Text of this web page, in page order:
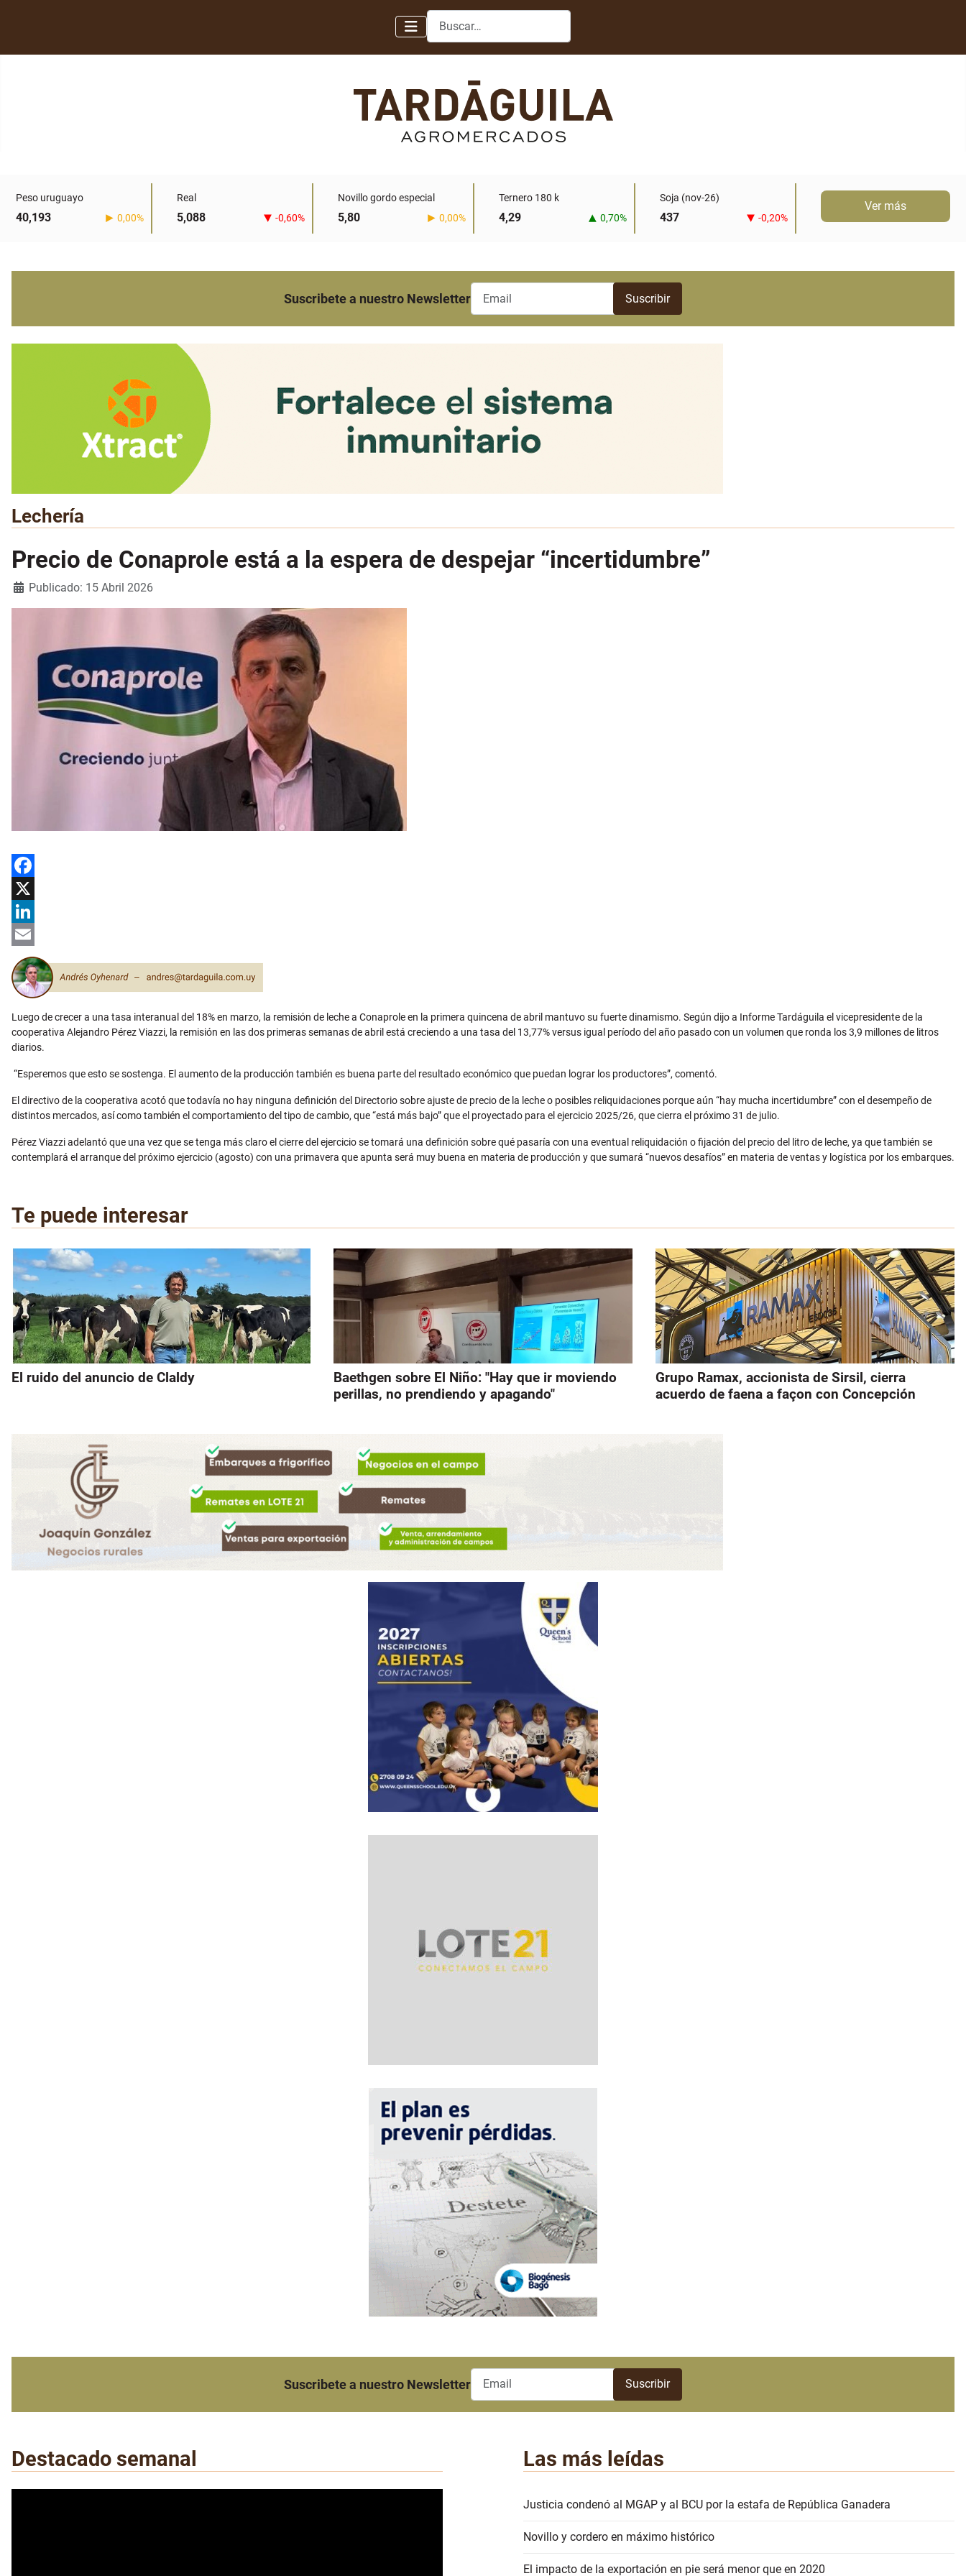
Buscar
Peso uruguayo
40,193 0,00%
Real
5,088 -0,60%
Novillo gordo especial
5,80 0,00%
Ternero 180 k
4,29 0,70%
Soja (nov-26)
437 -0,20%
Ver más
Suscribete a nuestro Newsletter
Lechería
Precio de Conaprole está a la espera de despejar “incertidumbre”
Detalles
Publicado: 15 Abril 2026
Facebook
X
LinkedIn
Email
Luego de crecer a una tasa interanual del 18% en marzo, la remisión de leche a Conaprole en la primera quincena de abril mantuvo su fuerte dinamismo. Según dijo a Informe Tardáguila el vicepresidente de la
cooperativa Alejandro Pérez Viazzi, la remisión en las dos primeras semanas de abril está creciendo a una tasa del 13,77% versus igual período del año pasado con un volumen que ronda los 3,9 millones de litros
diarios.
“Esperemos que esto se sostenga. El aumento de la producción también es buena parte del resultado económico que puedan lograr los productores”, comentó.
El directivo de la cooperativa acotó que todavía no hay ninguna definición del Directorio sobre ajuste de precio de la leche o posibles reliquidaciones porque aún “hay mucha incertidumbre” con el desempeño de
distintos mercados, así como también el comportamiento del tipo de cambio, que “está más bajo” que el proyectado para el ejercicio 2025/26, que cierra el próximo 31 de julio.
Pérez Viazzi adelantó que una vez que se tenga más claro el cierre del ejercicio se tomará una definición sobre qué pasaría con una eventual reliquidación o fijación del precio del litro de leche, ya que también se
contemplará el arranque del próximo ejercicio (agosto) con una primavera que apunta será muy buena en materia de producción y que sumará “nuevos desafíos” en materia de ventas y logística por los embarques.
Te puede interesar
El ruido del anuncio de Claldy
Baethgen sobre El Niño: "Hay que ir moviendo
perillas, no prendiendo y apagando"
Grupo Ramax, accionista de Sirsil, cierra
acuerdo de faena a façon con Concepción
Suscribete a nuestro Newsletter
Destacado semanal Las más leídas
Justicia condenó al MGAP y al BCU por la estafa de República Ganadera
Novillo y cordero en máximo histórico
El impacto de la exportación en pie será menor que en 2020